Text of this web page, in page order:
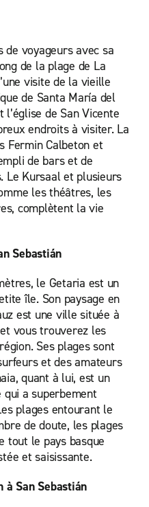
voyageurs avec sa
de la plage de La
visite de la vieille
de Santa María del
l’église de San Vicente
endroits à visiter. La
Fermin Calbeton et
de bars et de
Le Kursaal et plusieurs
les théâtres, les
complètent la vie
Sebastián
le Getaria est un
île. Son paysage en
est une ville située à
vous trouverez les
Ses plages sont
et des amateurs
quant à lui, est un
a superbement
plages entourant le
de doute, les plages
tout le pays basque
et saisissante.
San Sebastián